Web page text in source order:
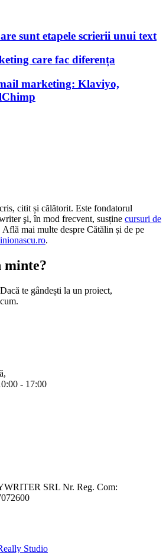
sunt etapele scrierii unui text
care fac diferența
marketing: Klaviyo,
citit și călătorit. Este fondatorul
şi, în mod frecvent, susține cursuri de
Află mai multe despre Cătălin și de pe
.
minte?
te gândești la un proiect,
- 17:00
SRL Nr. Reg. Com:
Studio